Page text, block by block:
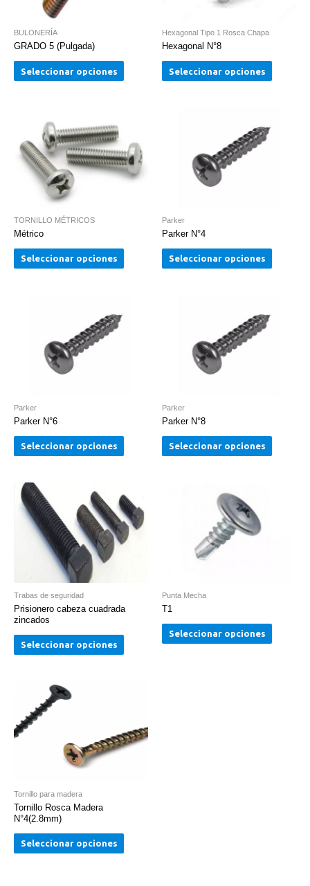
BULONERÍA
GRADO 5 (Pulgada)
Seleccionar opciones
Hexagonal Tipo 1 Rosca Chapa
Hexagonal N°8
Seleccionar opciones
TORNILLO MÉTRICOS
Métrico
Seleccionar opciones
Parker
Parker N°4
Seleccionar opciones
Parker
Parker N°6
Seleccionar opciones
Parker
Parker N°8
Seleccionar opciones
Trabas de seguridad
Prisionero cabeza cuadrada
zincados
Seleccionar opciones
Punta Mecha
T1
Seleccionar opciones
Tornillo para madera
Tornillo Rosca Madera
N°4(2.8mm)
Seleccionar opciones